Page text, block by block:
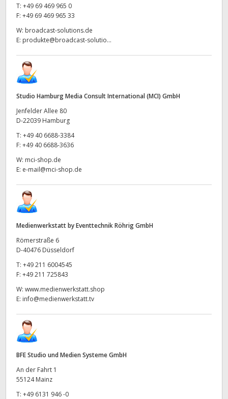
T: +49 69 469 965 0
F: +49 69 469 965 33
W: broadcast-solutions.de
E: produkte@broadcast-solutio...
Studio Hamburg Media Consult International (MCI) GmbH
Jenfelder Allee 80
D-22039 Hamburg
T: +49 40 6688-3384
F: +49 40 6688-3636
W: mci-shop.de
E: e-mail@mci-shop.de
Medienwerkstatt by Eventtechnik Röhrig GmbH
Römerstraße 6
D-40476 Düsseldorf
T: +49 211 6004545
F: +49 211 725843
W: www.medienwerkstatt.shop
E: info@medienwerkstatt.tv
BFE Studio und Medien Systeme GmbH
An der Fahrt 1
55124 Mainz
T: +49 6131 946 -0